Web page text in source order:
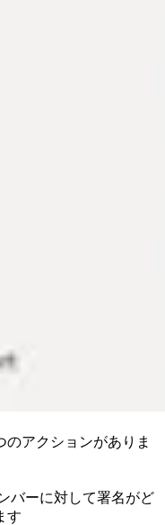
アクションがありま
バーに対して署名がど
す